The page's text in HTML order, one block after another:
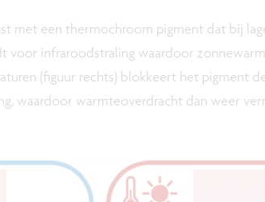
met een thermochroom pigment dat bij
voor infraroodstraling waardoor
(figuur rechts) blokkeert het pigment
waardoor warmteoverdracht dan weer